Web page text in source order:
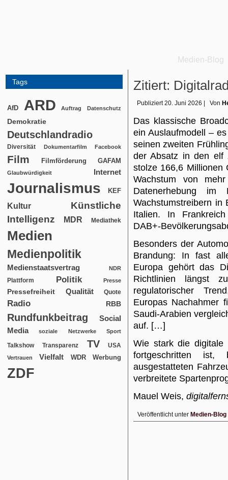
Medien-Blog
Tags
AfD ARD Auftrag Datenschutz
Demokratie
Deutschlandradio
Diversität Dokumentarfilm Facebook
Film Filmförderung GAFAM
Glaubwürdigkeit Internet
Journalismus KEF
Kultur
Künstliche
Intelligenz
MDR Mediathek
Medien
Medienpolitik
Medienstaatsvertrag NDR
Plattform Politik Presse
Pressefreiheit Qualität Quote
Radio RBB
Rundfunkbeitrag
Social
Media
soziale Netzwerke Sport
Talkshow Transparenz TV USA
Vertrauen Vielfalt WDR Werbung
ZDF
Zitiert:
Publiziert 20. Juni 2026 Von
Das klassische
ein Auslaufmodell –
seinen zweiten
der Absatz in den elf
stolze 166,6 Millionen
Wachstum von
Datenerhebung
Wachstumstreibern in
Italien. In
DAB+-
Besonders der
Brandung: In fast
Europa gehört das
Richtlinien längst
regulatorischer
Europas Nachahmer
Saudi-Arabien
auf. […]
Wie stark die digitale
fortgeschritten
ausgestatteten
verbreitete
Mauel Weis,
Veröffentlicht unter Medien-Blog